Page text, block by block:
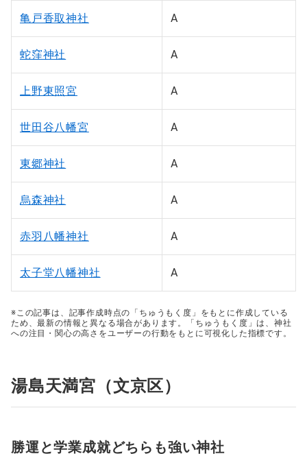
亀戸香取神社 A
蛇窪神社 A
上野東照宮 A
世田谷八幡宮 A
東郷神社 A
烏森神社 A
赤羽八幡神社 A
太子堂八幡神社 A
※この記事は、記事作成時点の「ちゅうもく度」をもとに作成している
ため、最新の情報と異なる場合があります。「ちゅうもく度」は、神社
への注目・関心の高さをユーザーの行動をもとに可視化した指標です。
湯島天満宮（文京区）
勝運と学業成就どちらも強い神社